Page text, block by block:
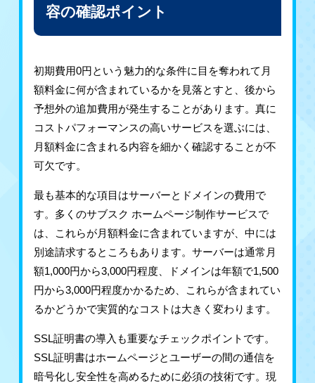
容の確認ポイント
初期費用0円という魅力的な条件に目を奪われて月
額料金に何が含まれているかを見落とすと、後から
予想外の追加費用が発生することがあります。真に
コストパフォーマンスの高いサービスを選ぶには、
月額料金に含まれる内容を細かく確認することが不
可欠です。
最も基本的な項目はサーバーとドメインの費用で
す。多くのサブスク ホームページ制作サービスで
は、これらが月額料金に含まれていますが、中には
別途請求するところもあります。サーバーは通常月
額1,000円から3,000円程度、ドメインは年額で1,500
円から3,000円程度かかるため、これらが含まれてい
るかどうかで実質的なコストは大きく変わります。
SSL証明書の導入も重要なチェックポイントです。
SSL証明書はホームページとユーザーの間の通信を
暗号化し安全性を高めるために必須の技術です。現